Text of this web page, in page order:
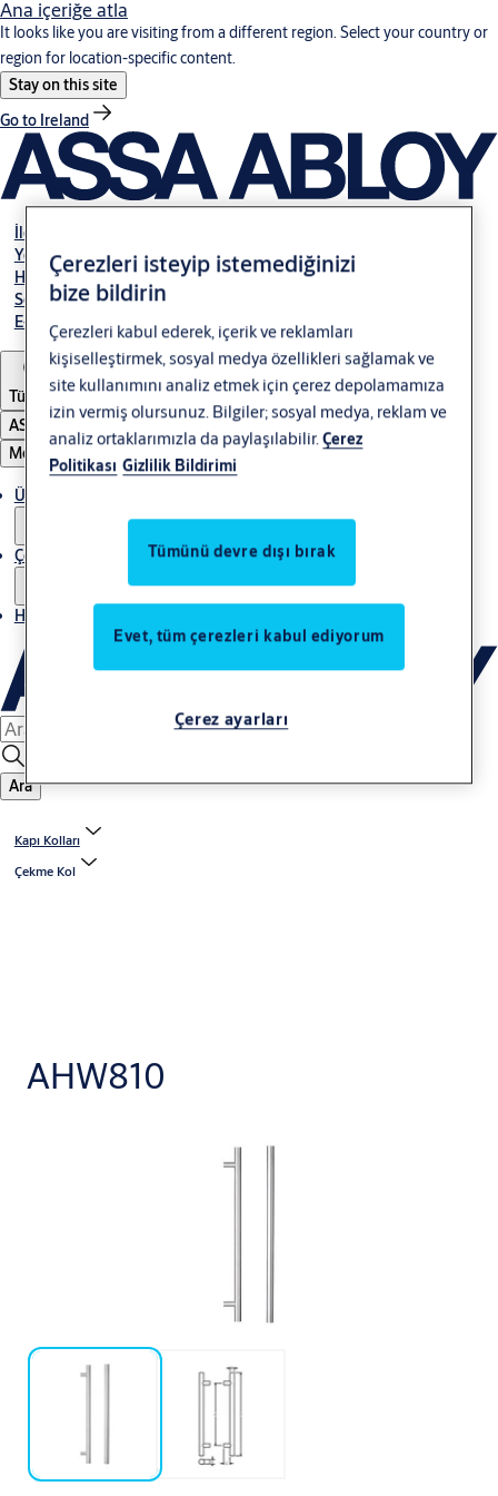
Ana içeriğe atla
It looks like you are visiting from a different region. Select your country or
region for location-specific content.
Stay on this site
Go to Ireland
İletişim
Yetkili Bayiler
Hakkımızda
Servis
E-Tahsilat
Türkiye
ASSA ABLOY Group
Menü
Ürünler
Çözümler
Haberler
Ara
Kapı Kolları
Çekme Kol
AHW810
Çerezleri isteyip istemediğinizi
bize bildirin
Çerezleri kabul ederek, içerik ve reklamları
kişiselleştirmek, sosyal medya özellikleri sağlamak ve
site kullanımını analiz etmek için çerez depolamamıza
izin vermiş olursunuz. Bilgiler; sosyal medya, reklam ve
analiz ortaklarımızla da paylaşılabilir.Çerez
Politikası Gizlilik Bildirimi
Tümünü devre dışı bırak
Evet, tüm çerezleri kabul ediyorum
Çerez ayarları